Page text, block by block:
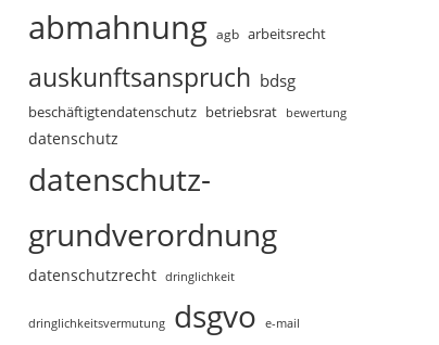
abmahnung agb arbeitsrecht
auskunftsanspruch bdsg
beschäftigtendatenschutz betriebsrat bewertung
datenschutz
datenschutz-
grundverordnung
datenschutzrecht dringlichkeit
dringlichkeitsvermutung dsgvo e-mail